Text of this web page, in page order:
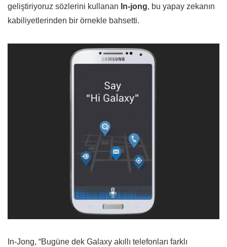
geliştiriyoruz sözlerini kullanan In-jong, bu yapay zekanın
kabiliyetlerinden bir örnekle bahsetti.
In-Jong, “Bugüne dek Galaxy akıllı telefonları farklı